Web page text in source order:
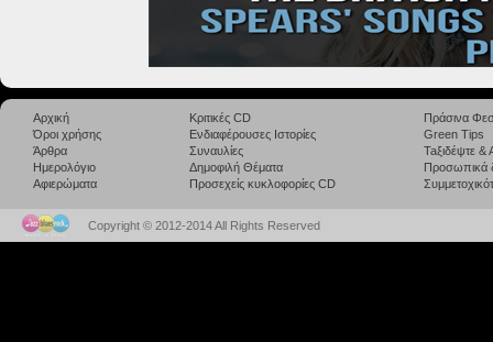
Αρχική
Όροι χρήσης
Άρθρα
Ημερολόγιο
Αφιερώματα
Κριτικές CD
Ενδιαφέρουσες Ιστορίες
Συναυλίες
Δημοφιλή Θέματα
Προσεχείς κυκλοφορίες CD
Πράσινα
Green Tips
Taξιδέψτε
Προσωπικά
Copyright © 2012-2014 All Rights Reserved